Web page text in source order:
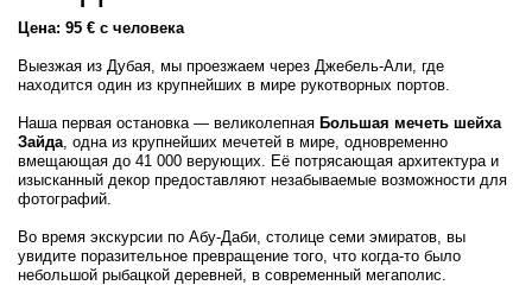
Цена: 95 € с человека
Выезжая из Дубая, мы проезжаем через Джебель-Али, где
находится один из крупнейших в мире рукотворных портов.
Наша первая остановка — великолепная Большая мечеть шейха
Зайда, одна из крупнейших мечетей в мире, одновременно
вмещающая до 41 000 верующих. Её потрясающая архитектура и
изысканный декор предоставляют незабываемые возможности для
фотографий.
Во время экскурсии по Абу-Даби, столице семи эмиратов, вы
увидите поразительное превращение того, что когда-то было
небольшой рыбацкой деревней, в современный мегаполис.